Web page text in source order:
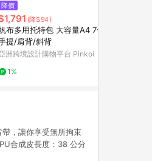
降價
(降$94)
布多用托特包 大容量A4 7色
提/肩背/斜背
洲跨境設計購物平台 Pinkoi
1%
，讓你享受無所拘束
合成皮長度：38 公分